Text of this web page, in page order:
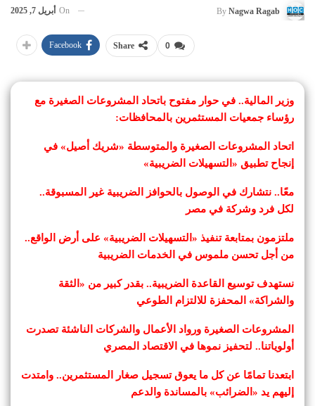
By Nagwa Ragab
On أبريل 7, 2025
0
Share
Facebook
وزير المالية.. في حوار مفتوح باتحاد المشروعات الصغيرة مع
رؤساء جمعيات المستثمرين بالمحافظات:
اتحاد المشروعات الصغيرة والمتوسطة «شريك أصيل» في
إنجاح تطبيق «التسهيلات الضريبية»
معًا.. نتشارك في الوصول بالحوافز الضريبية غير المسبوقة..
لكل فرد وشركة في مصر
ملتزمون بمتابعة تنفيذ «التسهيلات الضريبية» على أرض الواقع..
من أجل تحسن ملموس في الخدمات الضريبية
نستهدف توسيع القاعدة الضريبية.. بقدر كبير من «الثقة
والشراكة» المحفزة للالتزام الطوعي
المشروعات الصغيرة ورواد الأعمال والشركات الناشئة تصدرت
أولوياتنا.. لتحفيز نموها في الاقتصاد المصري
ابتعدنا تمامًا عن كل ما يعوق تسجيل صغار المستثمرين.. وامتدت
إليهم يد «الضرائب» بالمساندة والدعم